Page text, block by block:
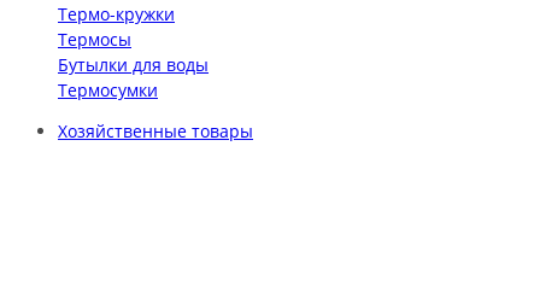
Термо-кружки
Термосы
Бутылки для воды
Термосумки
Хозяйственные товары